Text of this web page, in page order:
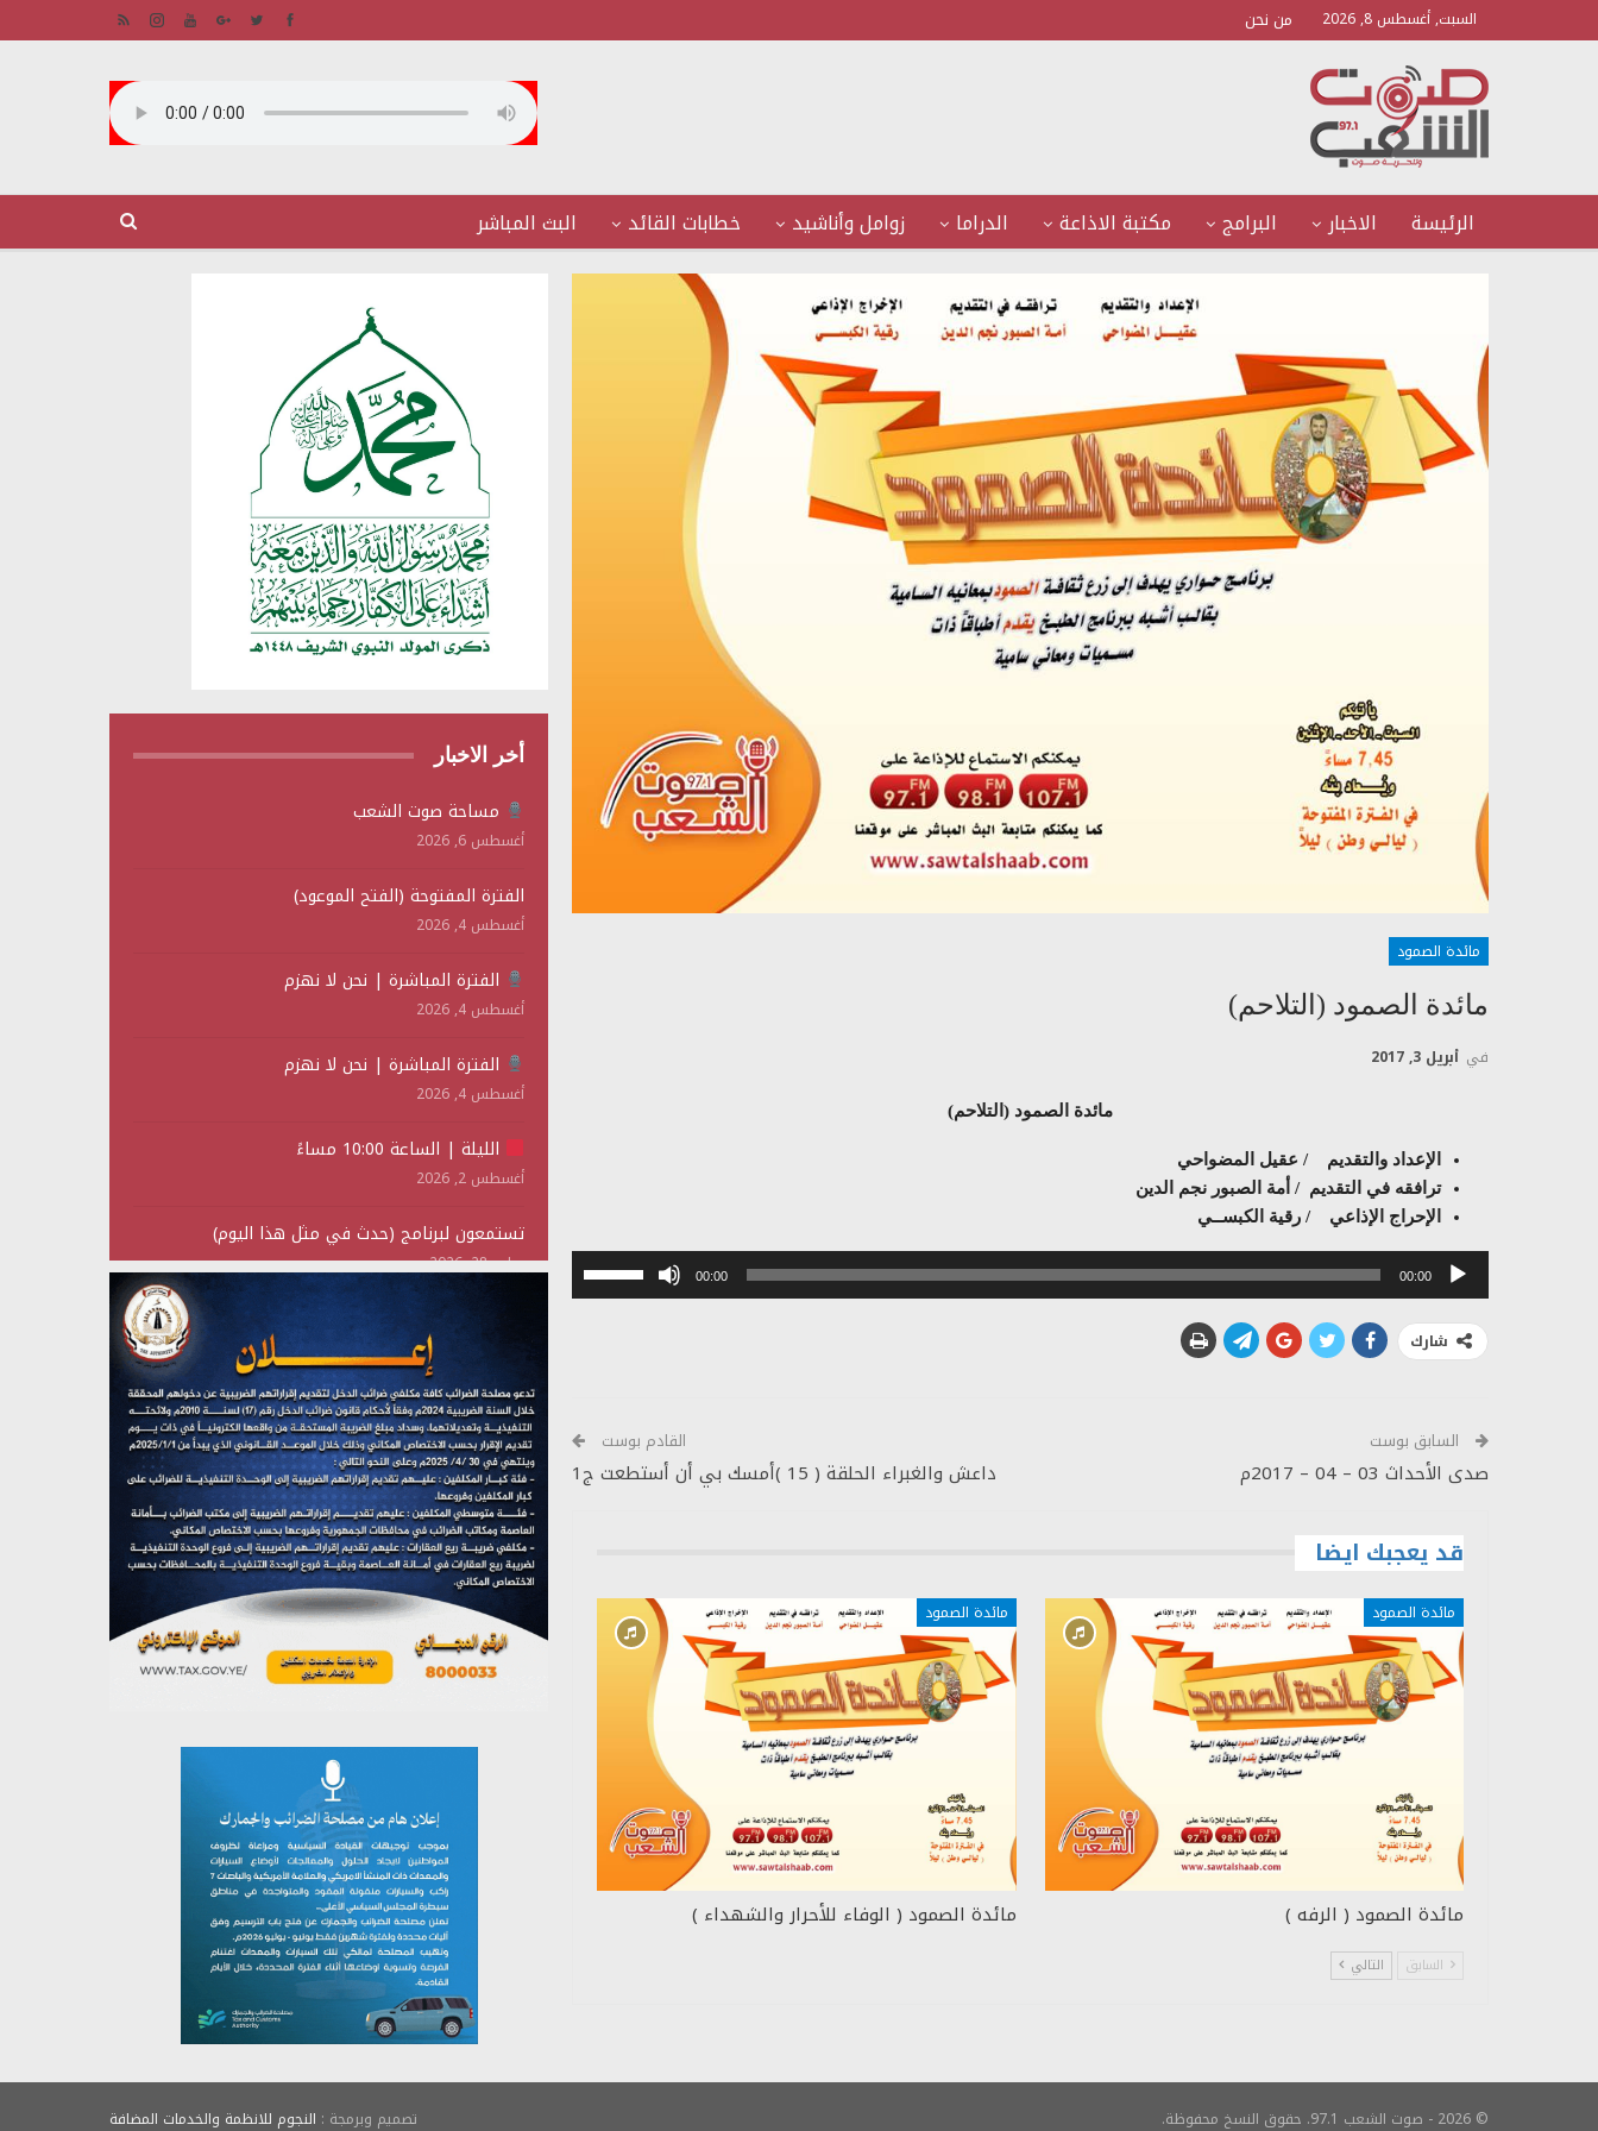
السبت, أغسطس 8, 2026 من نحن
الرئيسة الاخبار البرامج مكتبة الاذاعة الدراما زوامل وأناشيد خطابات القائد البث المباشر
مائدة الصمود
مائدة الصمود (التلاحم)
في أبريل 3, 2017
مائدة الصمود (التلاحم)
الإعداد والتقديم / عقيل المضواحي
ترافقه في التقديم / أمة الصبور نجم الدين
الإحراج الإذاعي / رقية الكبســي
مشغل
00:00
00:00
استخدم
أو
خفض
مستوى
الصوت.
شارك
السابق بوست
صدى الأحداث 03 – 04 – 2017م
القادم بوست
داعش والغبراء الحلقة ( 15 )أمسك بي أن أستطعت ج1
قد يعجبك ايضا
مائدة الصمود
مائدة الصمود ( الرفه )
مائدة الصمود
مائدة الصمود ( الوفاء للأحرار والشهداء )
السابق التالي
أخر الاخبار
مساحة صوت الشعب
أغسطس 6, 2026
الفترة المفتوحة (الفتح الموعود)
أغسطس 4, 2026
الفترة المباشرة | نحن لا نهزم
أغسطس 4, 2026
الفترة المباشرة | نحن لا نهزم
أغسطس 4, 2026
الليلة | الساعة 10:00 مساءً
أغسطس 2, 2026
تستمعون لبرنامج (حدث في مثل هذا اليوم)
يوليو 28, 2026
(نحن لا نهزم) بث مباشر
تستمعون لبرنامج (هندسة الوهم)
يوليو 28, 2026
مؤتمر صحفي لمركز عين الإنسانية حول جرائم تحالف
العدوان على اليمن
يوليو 27, 2026
تستمعون لبرنامج (مع السيد القائد)
يوليو 26, 2026
© 2026 - صوت الشعب 97.1. حقوق النسخ محفوظة. تصميم وبرمجة : النجوم للانظمة والخدمات المضافة